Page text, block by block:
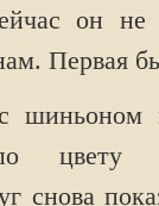
он не
Первая
шиньоном
цвету
снова